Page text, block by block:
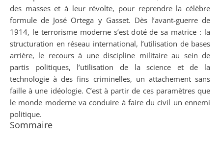
des masses et à leur révolte, pour reprendre la célèbre
formule de José Ortega y Gasset. Dès l’avant-guerre de
1914, le terrorisme moderne s’est doté de sa matrice : la
structuration en réseau international, l’utilisation de bases
arrière, le recours à une discipline militaire au sein de
partis politiques, l’utilisation de la science et de la
technologie à des fins criminelles, un attachement sans
faille à une idéologie. C’est à partir de ces paramètres que
le monde moderne va conduire à faire du civil un ennemi
politique.
Sommaire